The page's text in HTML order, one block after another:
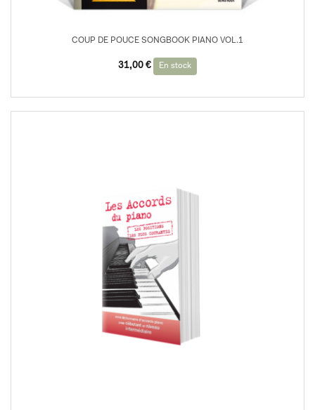
COUP DE POUCE SONGBOOK PIANO VOL.1
31,00 € En stock